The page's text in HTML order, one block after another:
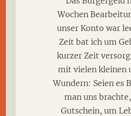
Wochen
unser Konto war
Zeit bat ich um
kurzer Zeit
mit vielen kleinen
Wundern: Seien es
man uns
Gutschein, um